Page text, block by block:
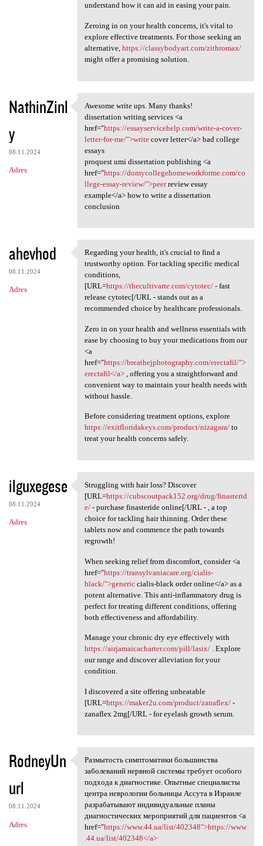
understand how it can aid in easing your pain.
Zeroing in on your health concerns, it's vital to
explore effective treatments. For those seeking an
alternative, https://classybodyart.com/zithromax/
might offer a promising solution.
NathinZinl
y
08.11.2024
Adres
Awesome write ups. Many
Awesome write ups. Many thanks!
dissertation writing services <a
href="https://essayservicehelp.com/write-a-cover-
letter-for-me/">writecover letter</a> bad college
essays
proquest umi dissertation publishing <a
href="https://domycollegehomeworkforme.com/co
llege-essay-review/">peerreview essay
example</a> how to write a dissertation
conclusion
ahevhod
08.11.2024
Adres
Regarding your health, it's
Regarding your health, it's crucial to find a
trustworthy option. For tackling specific medical
conditions,
[URL=https://thecultivarte.com/cytotec/- fast
release cytotec[/URL - stands out as a
recommended choice by healthcare professionals.
Zero in on your health and wellness essentials with
ease by choosing to buy your medications from our
<a
href="https://breathejphotography.com/erectafil/">
erectafil</a>, offering you a straightforward and
convenient way to maintain your health needs with
without hassle.
Before considering treatment options, explore
https://exitfloridakeys.com/product/nizagara/to
treat your health concerns safely.
ilguxegese
08.11.2024
Adres
Struggling with hair loss?
Struggling with hair loss? Discover
[URL=https://cubscoutpack152.org/drug/finasterid
e/- purchase finasteride online[/URL - , a top
choice for tackling hair thinning. Order these
tablets now and commence the path towards
regrowth!
When seeking relief from discomfort, consider <a
href="https://transylvaniacare.org/cialis-
black/">genericcialis-black order online</a> as a
potent alternative. This anti-inflammatory drug is
perfect for treating different conditions, offering
both effectiveness and affordability.
Manage your chronic dry eye effectively with
https://airjamaicacharter.com/pill/lasix/. Explore
our range and discover alleviation for your
condition.
I discovered a site offering unbeatable
[URL=https://maker2u.com/product/zanaflex/-
zanaflex 2mg[/URL - for eyelash growth serum.
RodneyUn
url
08.11.2024
Adres
Размытость симптоматики
Размытость симптоматики большинства
заболеваний нервной системы требует особого
подхода к диагностике. Опытные специалисты
центра неврологии больницы Ассута в Израиле
разрабатывают индивидуальные планы
диагностических мероприятий для пациентов <a
href="https://www.44.ua/list/402348">https://www
.44.ua/list/402348</a>